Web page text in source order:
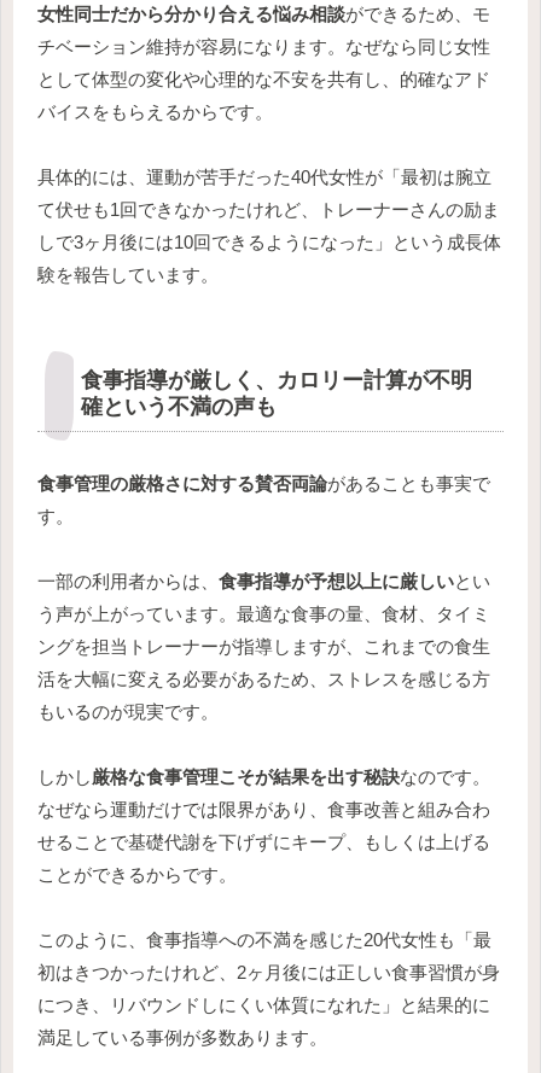
女性同士だから分かり合える悩み相談ができるため、モ
チベーション維持が容易になります。なぜなら同じ女性
として体型の変化や心理的な不安を共有し、的確なアド
バイスをもらえるからです。
具体的には、運動が苦手だった40代女性が「最初は腕立
て伏せも1回できなかったけれど、トレーナーさんの励ま
しで3ヶ月後には10回できるようになった」という成長体
験を報告しています。
食事指導が厳しく、カロリー計算が不明
確という不満の声も
食事管理の厳格さに対する賛否両論があることも事実で
す。
一部の利用者からは、 食事指導が予想以上に厳しいとい
う声が上がっています。最適な食事の量、食材、タイミ
ングを担当トレーナーが指導しますが、これまでの食生
活を大幅に変える必要があるため、ストレスを感じる方
もいるのが現実です。
しかし厳格な食事管理こそが結果を出す秘訣なのです。
なぜなら運動だけでは限界があり、食事改善と組み合わ
せることで基礎代謝を下げずにキープ、もしくは上げる
ことができるからです。
このように、食事指導への不満を感じた20代女性も「最
初はきつかったけれど、2ヶ月後には正しい食事習慣が身
につき、リバウンドしにくい体質になれた」と結果的に
満足している事例が多数あります。